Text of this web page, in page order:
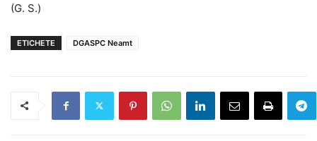
(G. S.)
ETICHETE DGASPC Neamt